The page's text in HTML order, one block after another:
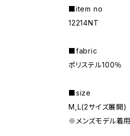
■item no
12214NT
■fabric
ポリステル100％
■size
M,L(2サイズ展開)
※メンズモデル着